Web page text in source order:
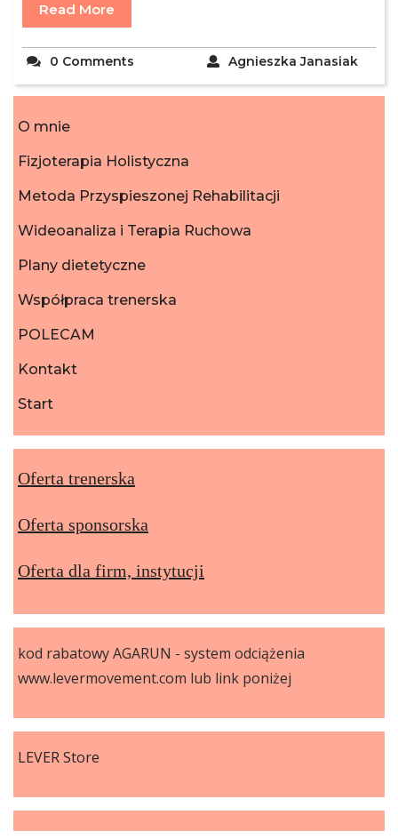
Read More
Agnieszka Janasiak
0 Comments
O mnie
Fizjoterapia Holistyczna
Metoda Przyspieszonej Rehabilitacji
Wideoanaliza i Terapia Ruchowa
Plany dietetyczne
Współpraca trenerska
POLECAM
Kontakt
Start
Oferta trenerska
Oferta sponsorska
Oferta dla firm, instytucji
kod rabatowy AGARUN - system odciążenia
www.levermovement.com lub link poniżej
LEVER Store